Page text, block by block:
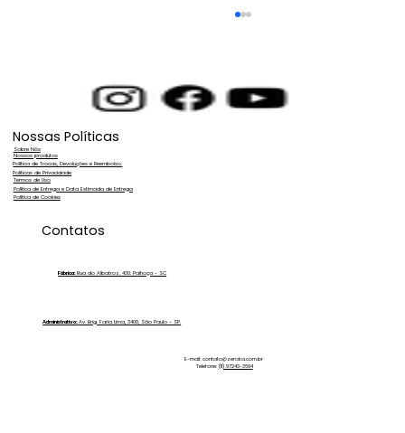
Sistema de Purificação de Água para
Ka PRO
Nossas Políticas
Nossos produtos
Sobre Nós
Política de Trocas, Devoluções e Reembolso.
Políticas de Privacidade
Política de Entrega e Data Estimada de Entrega
Política de Cookies
Termos de Uso
Contatos
Fábrica:Rua do Albatroz, 430. Palhoça - SC
Administrativo:Av. Brig. Faria Lima, 3400, São Paulo - SP.
E-mail:contato@zeroka.com.br
Telefone: (11) 97243-3694